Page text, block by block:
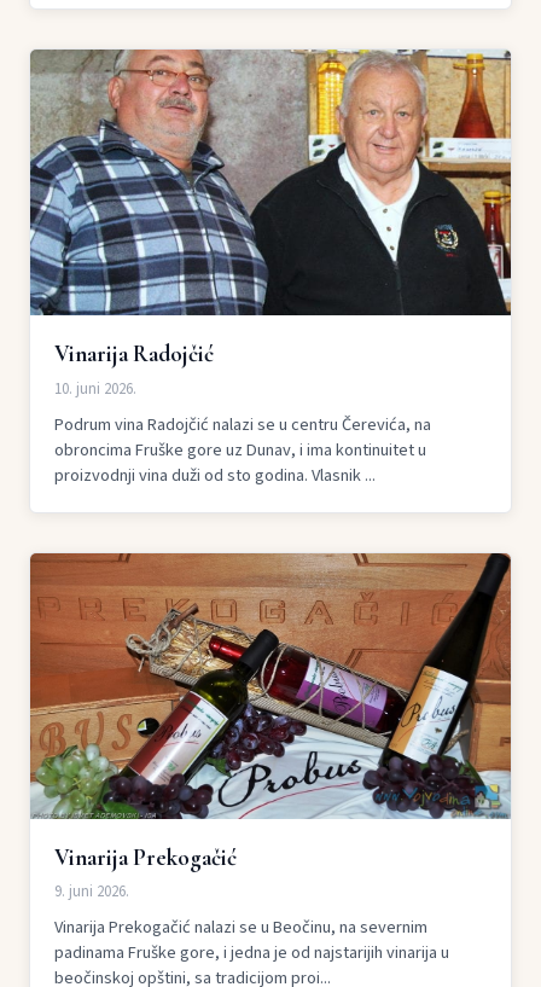
Vinarija Radojčić
10. juni 2026.
Podrum vina Radojčić nalazi se u centru Čerevića, na
obroncima Fruške gore uz Dunav, i ima kontinuitet u
proizvodnji vina duži od sto godina. Vlasnik ...
Vinarija Prekogačić
9. juni 2026.
Vinarija Prekogačić nalazi se u Beočinu, na severnim
padinama Fruške gore, i jedna je od najstarijih vinarija u
beočinskoj opštini, sa tradicijom proi...